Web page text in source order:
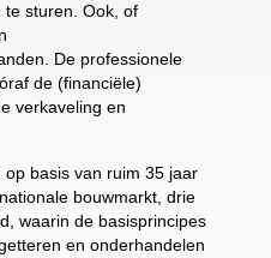
te sturen. Ook, of
De professionele
de (financiële)
verkaveling en
op basis van ruim 35 jaar
bouwmarkt, drie
waarin de basisprincipes
en onderhandelen